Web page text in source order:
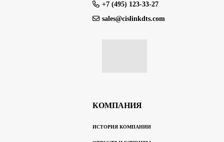
+7 (495) 123-33-27
sales@cislinkdts.com
КОМПАНИЯ
ИСТОРИЯ КОМПАНИИ